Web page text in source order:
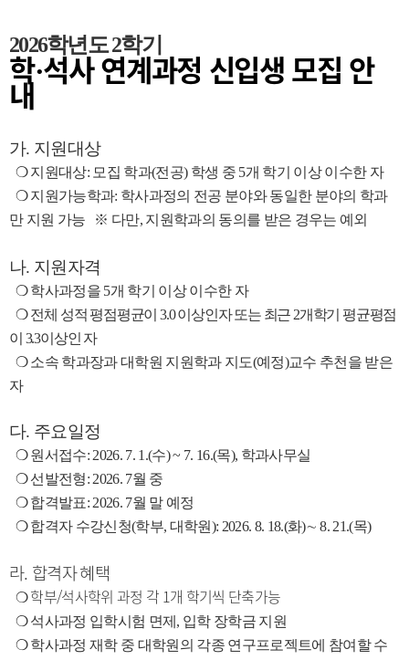
2026학년도 2학기
학·석사 연계과정 신입생 모집 안
내
가. 지원대상
❍지원대상: 모집 학과(전공) 학생 중 5개 학기 이상 이수한 자
❍지원가능학과: 학사과정의 전공 분야와 동일한 분야의 학과
만 지원 가능 ※ 다만, 지원학과의 동의를 받은 경우는 예외
나. 지원자격
❍학사과정을 5개 학기 이상 이수한 자
❍전체 성적 평점평균이 3.0이상인자 또는 최근 2개학기 평균평점
이 3.3이상인 자
❍소속 학과장과 대학원 지원학과 지도(예정)교수 추천을 받은
자
다. 주요일정
❍원서접수: 2026. 7. 1.(수) ~ 7. 16.(목), 학과사무실
❍선발전형: 2026. 7월 중
❍합격발표: 2026. 7월 말예정
❍합격자 수강신청(학부, 대학원): 2026. 8. 18.(화)∼ 8. 21.(목)
라. 합격자 혜택
❍학부/석사학위 과정 각 1개 학기씩 단축가능
❍​ 석사과정 입학시험 면제, 입학 장학금 지원
❍ 학사과정 재학 중 대학원의 각종 연구프로젝트에 참여할 수